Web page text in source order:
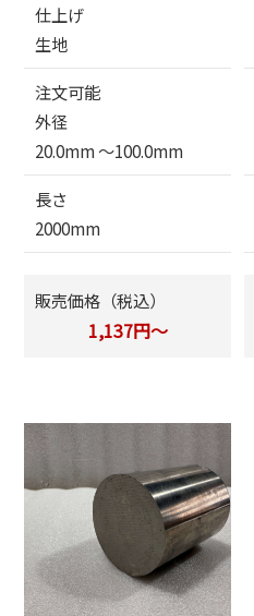
仕上げ
生地
注文可能
外径
20.0mm 〜100.0mm
長さ
2000mm
販売価格（税込）
1,137円～